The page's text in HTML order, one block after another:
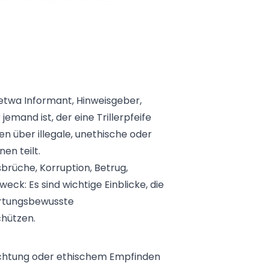
Informant, Hinweisgeber,
ist, der eine Trillerpfeife
über illegale, unethische oder
teilt.
Korruption, Betrug,
Es sind wichtige Einblicke, die
oder ethischem Empfinden